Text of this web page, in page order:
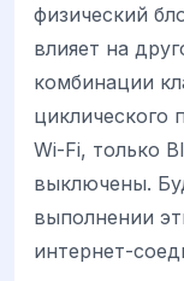
физический
влияет на
комбинации
циклического
Wi-Fi, только
выключены.
выполнении
интернет-